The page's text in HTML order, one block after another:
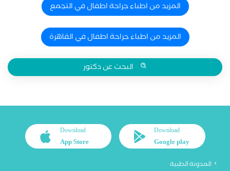
المزيد من اطباء جراحة اطفال في التجمع
المزيد من اطباء جراحة اطفال في القاهرة
البحث عن دكتور
Download
Google play
Download
App Store
المدونة الطبية